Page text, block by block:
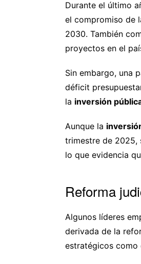
Durante el último
el compromiso de
2030. También
proyectos en el
Sin embargo, una
déficit
la inversión
Aunque la
trimestre de 2025,
lo que evidencia
Reforma
Algunos líderes
derivada de la
estratégicos como